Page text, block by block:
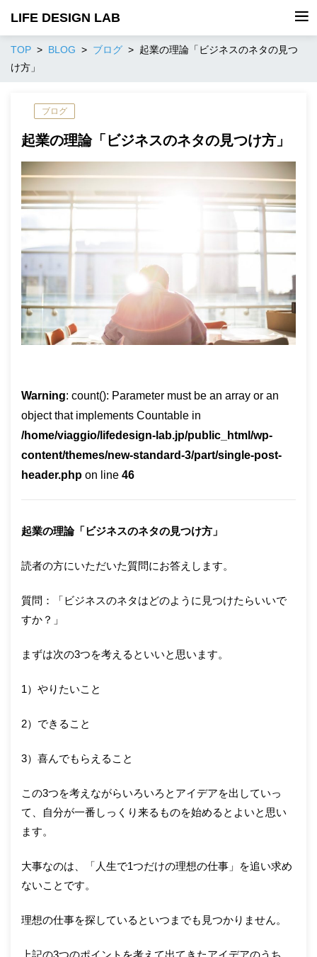
LIFE DESIGN LAB
TOP BLOG ブログ
起業の理論「ビジネスのネタの見つ
け方」
ブログ
起業の理論「ビジネスのネタの見つけ方」
Warning: count(): Parameter must be an array or an
object that implements Countable in
/home/viaggio/lifedesign-lab.jp/public_html/wp-
content/themes/new-standard-3/part/single-post-
header.php on line 46
起業の理論「ビジネスのネタの見つけ方」
読者の方にいただいた質問にお答えします。
質問：「ビジネスのネタはどのように見つけたらいいで
すか？」
まずは次の3つを考えるといいと思います。
1）やりたいこと
2）できること
3）喜んでもらえること
この3つを考えながらいろいろとアイデアを出していっ
て、自分が一番しっくり来るものを始めるとよいと思い
ます。
大事なのは、「人生で1つだけの理想の仕事」を追い求め
ないことです。
理想の仕事を探しているといつまでも見つかりません。
上記の3つのポイントを考えて出てきたアイデアのうち、